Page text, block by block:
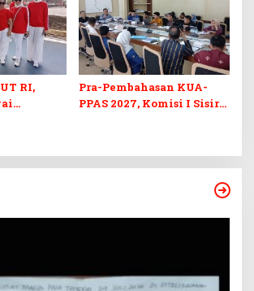
RI,
Pra-Pembahasan KUA-
PPAS 2027, Komisi I Sisir